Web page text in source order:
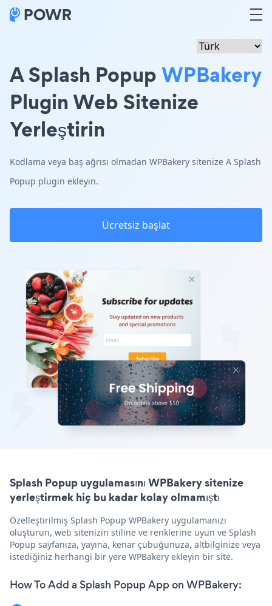
A Splash PopupWPBakery
Plugin Web Sitenize
Yerleştirin
Kodlama veya baş ağrısı olmadan WPBakery sitenize A Splash
Popup plugin ekleyin.
Ücretsiz başlat
Splash Popup uygulamasını WPBakery sitenize
yerleştirmek hiç bu kadar kolay olmamıştı
Özelleştirilmiş Splash Popup WPBakery uygulamanızı
oluşturun, web sitenizin stiline ve renklerine uyun ve Splash
Popup sayfanıza, yayına, kenar çubuğunuza, altbilginize veya
istediğiniz herhangi bir yere WPBakery ekleyin bir site.
How To Add a Splash Popup App on WPBakery: